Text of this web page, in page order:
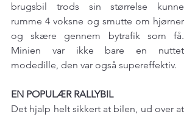
brugsbil trods sin størrelse kunne
rumme 4 voksne og smutte om hjørner
og skære gennem bytrafik som få.
Minien var ikke bare en nuttet
modedille, den var også supereffektiv.
EN POPULÆR RALLYBIL
Det hjalp helt sikkert at bilen, ud over at